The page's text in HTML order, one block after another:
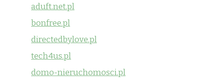
aduft.net.pl
bonfree.pl
directedbylove.pl
tech4us.pl
domo-nieruchomosci.pl